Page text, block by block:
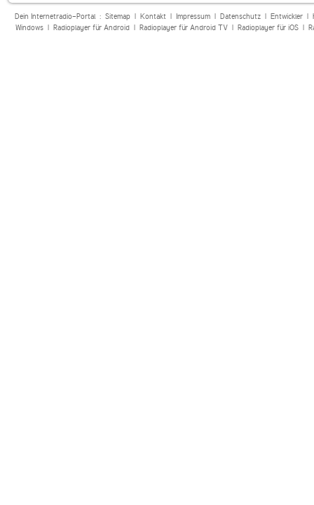
Dein Internetradio-Portal : Sitemap| Kontakt| Impressum| Datenschutz| Entwickler|
Windows| Radioplayer für Android| Radioplayer für Android TV| Radioplayer für iOS|